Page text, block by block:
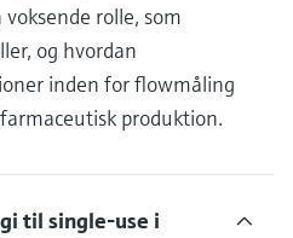
voksende rolle, som
og hvordan
inden for flowmåling
produktion.
til single-use i